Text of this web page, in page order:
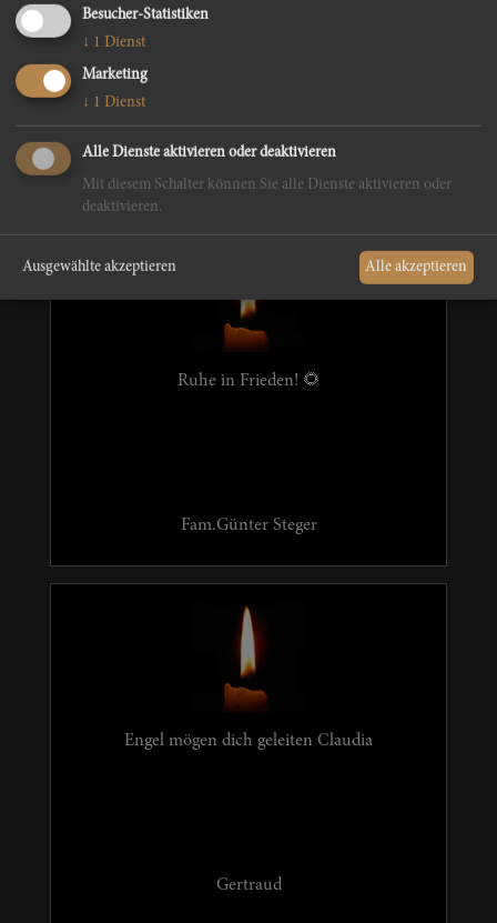
A liechtl fi di
Ruhe in Frieden! 🌻
Fam.Günter Steger
Engel mögen dich geleiten Claudia
Gertraud
Besucher-Statistiken
↓ 1 Dienst
Marketing
↓ 1 Dienst
Alle Dienste aktivieren oder deaktivieren
Mit diesem Schalter können Sie alle Dienste aktivieren oder
deaktivieren.
Ausgewählte akzeptieren Alle akzeptieren